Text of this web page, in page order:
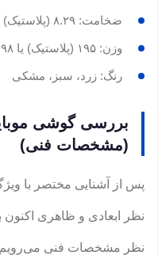
ضخامت: ۸.۲۹ (پلاستیک) یا ۸.۴۳ (PU) میلی‌متر
وزن: ۱۹۵ (پلاستیک) یا ۱۹۸ (PU) گرم
رنگ: زرد، سبز، مشکی
(مشخصات فنی)
نظر مشخصات فنی